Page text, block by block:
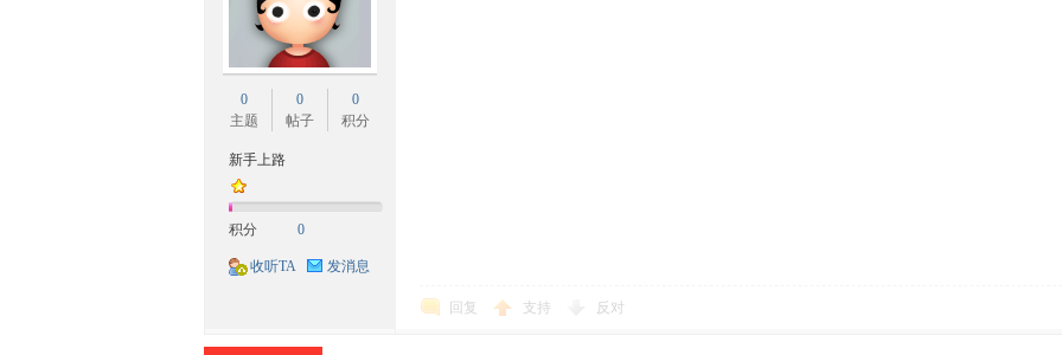
0
主题
0
帖子
0
积分
新手上路
积分 0
收听TA 发消息
回复 支持 反对